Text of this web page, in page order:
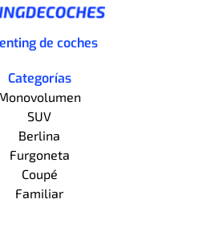
de coches
Categorías
SUV
Berlina
Furgoneta
Coupé
Familiar